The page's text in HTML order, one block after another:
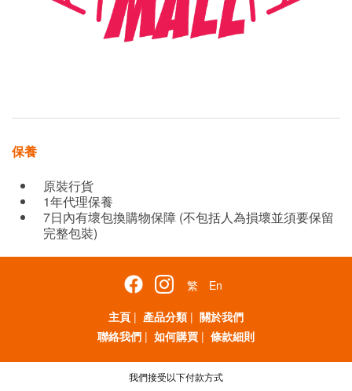
保養
原裝行貨
1年代理保養
7日內有壞包換購物保障 (不包括人為損壞並須要保留
完整包裝)
繁
En
主頁 | 產品分類 | 關於我們
聯絡我們 | 如何購買 | 條款細則
我們接受以下付款方式